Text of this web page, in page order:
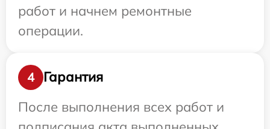
работ и начнем ремонтные
операции.
4
Гарантия
После выполнения всех работ и